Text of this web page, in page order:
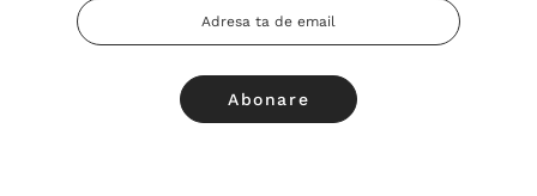
Adresa
Email